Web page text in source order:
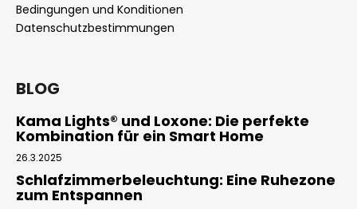
Bedingungen und Konditionen
Datenschutzbestimmungen
BLOG
Kama Lights® und Loxone: Die perfekte
Kombination für ein Smart Home
26.3.2025
Schlafzimmerbeleuchtung: Eine Ruhezone
zum Entspannen